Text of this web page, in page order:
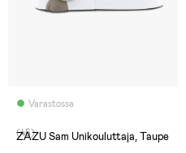
Varastossa
(45)
ZAZU Sam Unikouluttaja, Taupe